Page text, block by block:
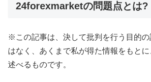
24forexmarketの問題点とは?
※この記事は、決して批判を行う目的
はなく、あくまで私が得た情報をもと
述べるものです。